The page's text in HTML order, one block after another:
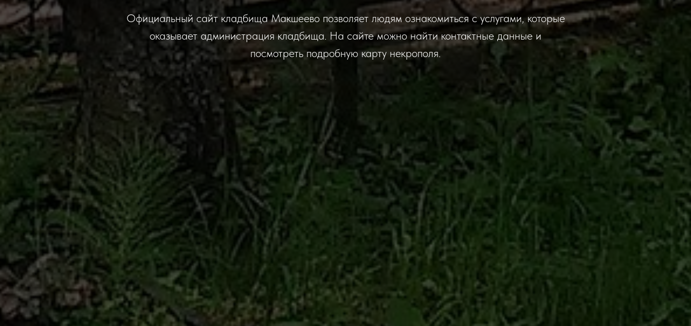
Официальный сайт кладбища Макшеево позволяет людям ознакомиться с услугами, которые
оказывает администрация кладбища. На сайте можно найти контактные данные и
посмотреть подробную карту некрополя.